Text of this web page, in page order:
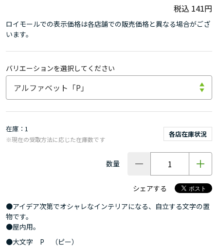
141円
ロイモールでの表示価格は各店舗での販売価格と異なる場合がござ
います。
バリエーションを選択してください
在庫 1
各店在庫状況
※現在の受取方法に応じた在庫数です
数量
シェアする
●アイデア次第でオシャレなインテリアになる、自立する文字の置
物です。
●屋内用。
●大文字 P （ピー）